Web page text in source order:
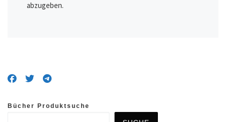
abzugeben.
Bücher Produktsuche